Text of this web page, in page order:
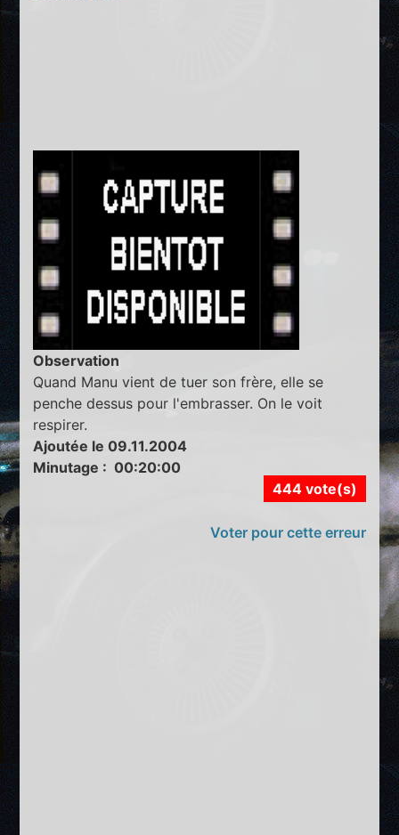
Observation
Quand Manu vient de tuer son frère, elle se
penche dessus pour l'embrasser. On le voit
respirer.
Ajoutée le 09.11.2004
Minutage : 00:20:00
444 vote(s)
Voter pour cette erreur